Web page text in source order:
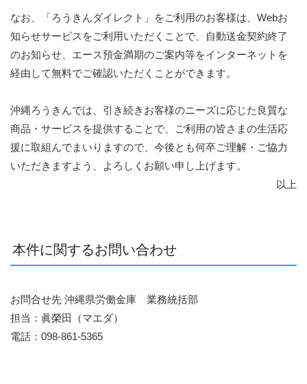
なお、「ろうきんダイレクト」をご利用のお客様は、Webお
知らせサービスをご利用いただくことで、自動送金契約終了
のお知らせ、エース預金満期のご案内等をインターネットを
経由して無料でご確認いただくことができます。
沖縄ろうきんでは、引き続きお客様のニーズに応じた良質な
商品・サービスを提供することで、ご利用の皆さまの生活応
援に取組んでまいりますので、今後とも何卒ご理解・ご協力
いただきますよう、よろしくお願い申し上げます。
以上
本件に関するお問い合わせ
お問合せ先 沖縄県労働金庫 業務統括部
担当：眞榮田（マエダ）
電話：098-861-5365